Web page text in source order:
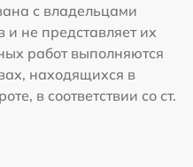
с владельцами
не представляет их
работ выполняются
находящихся в
в соответствии со ст.